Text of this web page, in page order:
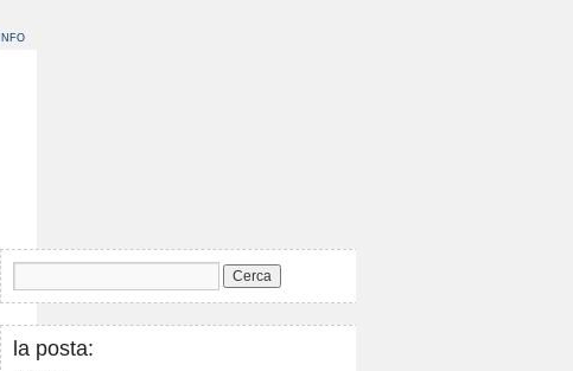
Info
la posta: